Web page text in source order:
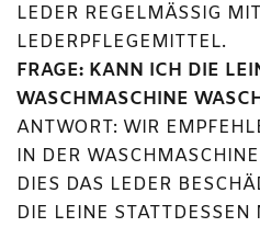
LEDER REGELMÄSSIG
EDERPFLEGEMITTEL.
FRAGE: KANN ICH DIE
WASCHMASCHINE
ANTWORT: WIR
IN DER
DIES DAS LEDER
DIE LEINE